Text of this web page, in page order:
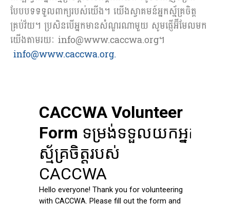
បែបបទទទួលពាក្យរបស់យើង។ យើងស្វាគមន៍អ្នកស្ម័គ្រចិត្ត
គ្រប់វ័យ។ ប្រសិនបើអ្នកមានសំណួរណាមួយ សូមផ្ញើអ៊ីមែលមក
យើងតាមរយៈ info@www.caccwa.org។
info@www.caccwa.org.